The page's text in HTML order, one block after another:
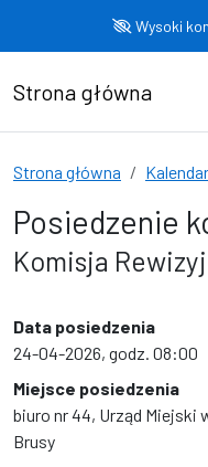
Wysoki
Strona główna
Strona główna
Posiedzenie
Komisja
Data posiedzenia
24-04-2026, godz. 08:00
Miejsce posiedzenia
biuro nr 44, Urząd Miejski
Brusy